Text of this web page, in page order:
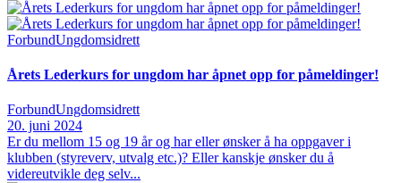
ForbundUngdomsidrett
Årets Lederkurs for ungdom har åpnet opp for påmeldinger!
ForbundUngdomsidrett
20. juni 2024
Er du mellom 15 og 19 år og har eller ønsker å ha oppgaver i
klubben (styreverv, utvalg etc.)? Eller kanskje ønsker du å
videreutvikle deg selv...